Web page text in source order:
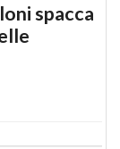
spacca